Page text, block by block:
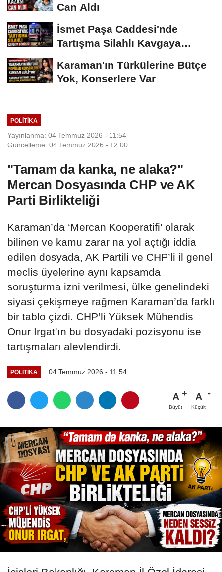
Can Aldı
İsmet Paşa Caddesi'nde
Tartışma Silahlı Kavgaya
Karaman'ın Türkülerine Bütçe
Yok, Konserlere Var
POLITIKA
Yayınlanma: 04 Temmuz 2026 - 11:54
Güncelleme: 04 Temmuz 2026 - 12:00
"Tamam da kanka, ne alaka?"
Mercan Dosyasında CHP ve AK
Parti Birlikteliği
Karaman’da ‘Mercan Kooperatifi’ olarak
bilinen ve kamu zararına yol açtığı iddia
edilen dosyada, AK Partili ve CHP’li il genel
meclis üyelerine aynı kapsamda
soruşturma izni verilmesi, ülke genelindeki
siyasi çekişmeye rağmen Karaman’da farklı
bir tablo çizdi. CHP’li Yüksek Mühendis
Onur Irgat’ın bu dosyadaki pozisyonu ise
tartışmaları alevlendirdi.
POLITIKA 04 Temmuz 2026 - 11:54
A
Büyüt
A
Küçült